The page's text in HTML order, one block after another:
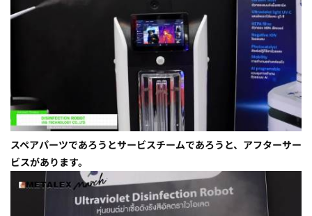
スペアパーツであろうとサービスチームであろうと、アフターサー
ビスがあります。